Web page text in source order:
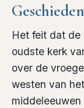
Het feit dat de
oudste kerk
over de
westen van